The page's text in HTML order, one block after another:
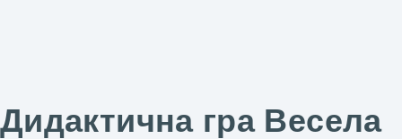
Дидактична гра Весела